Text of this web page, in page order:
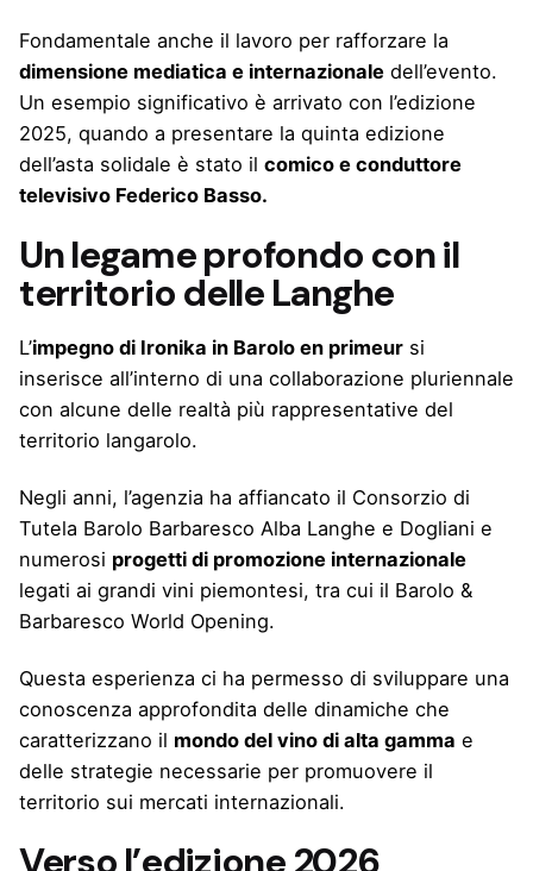
Fondamentale anche il lavoro per rafforzare la
dimensione mediatica e internazionale dell’evento.
Un esempio significativo è arrivato con l’edizione
2025, quando a presentare la quinta edizione
dell’asta solidale è stato il comico e conduttore
televisivo Federico Basso.
Un legame profondo con il
territorio delle Langhe
L’impegno di Ironika in Barolo en primeur si
inserisce all’interno di una collaborazione pluriennale
con alcune delle realtà più rappresentative del
territorio langarolo.
Negli anni, l’agenzia ha affiancato il Consorzio di
Tutela Barolo Barbaresco Alba Langhe e Dogliani e
numerosi progetti di promozione internazionale
legati ai grandi vini piemontesi, tra cui il Barolo &
Barbaresco World Opening.
Questa esperienza ci ha permesso di sviluppare una
conoscenza approfondita delle dinamiche che
caratterizzano il mondo del vino di alta gamma e
delle strategie necessarie per promuovere il
territorio sui mercati internazionali.